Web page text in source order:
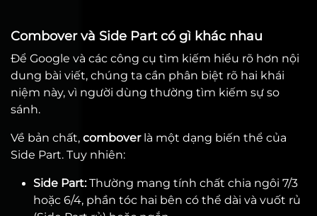
Combover và Side Part có gì khác nhau
Để Google và các công cụ tìm kiếm hiểu rõ hơn nội
dung bài viết, chúng ta cần phân biệt rõ hai khái
niệm này, vì người dùng thường tìm kiếm sự so
sánh.
Về bản chất, comboverlà một dạng biến thể của
Side Part. Tuy nhiên:
Side Part:Thường mang tính chất chia ngôi 7/3
hoặc 6/4, phần tóc hai bên có thể dài và vuốt rủ